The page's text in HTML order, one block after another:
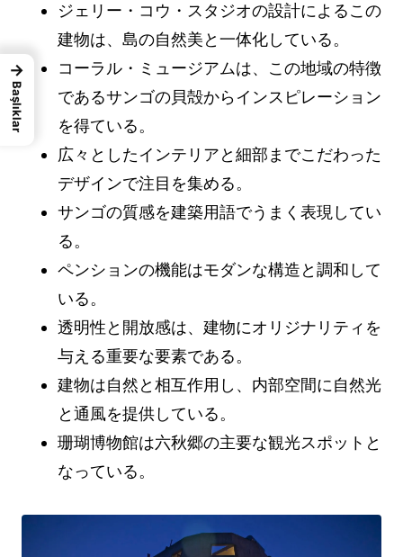
ジェリー・コウ・スタジオの設計によるこの
建物は、島の自然美と一体化している。
コーラル・ミュージアムは、この地域の特徴
であるサンゴの貝殻からインスピレーション
を得ている。
広々としたインテリアと細部までこだわった
デザインで注目を集める。
サンゴの質感を建築用語でうまく表現してい
る。
ペンションの機能はモダンな構造と調和して
いる。
透明性と開放感は、建物にオリジナリティを
与える重要な要素である。
建物は自然と相互作用し、内部空間に自然光
と通風を提供している。
珊瑚博物館は六秋郷の主要な観光スポットと
なっている。
→
Başlıklar